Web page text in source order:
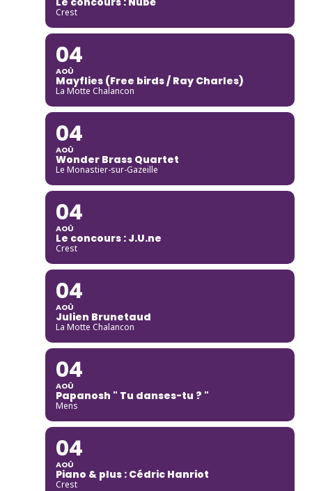
Crest
04
AOÛ
Mayflies (Free birds / Ray Charles)
La Motte Chalancon
04
AOÛ
Wonder Brass Quartet
Le Monastier-sur-Gazeille
04
AOÛ
Le concours : J.U.ne
Crest
04
AOÛ
Julien Brunetaud
La Motte Chalancon
04
AOÛ
Papanosh " Tu danses-tu ? "
Mens
04
AOÛ
Piano & plus : Cédric Hanriot
Crest